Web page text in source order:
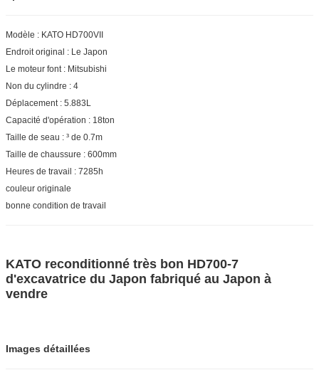
Modèle : KATO HD700VII
Endroit original : Le Japon
Le moteur font : Mitsubishi
Non du cylindre : 4
Déplacement : 5.883L
Capacité d'opération : 18ton
Taille de seau : ³ de 0.7m
Taille de chaussure : 600mm
Heures de travail : 7285h
couleur originale
bonne condition de travail
KATO reconditionné très bon HD700-7
d'excavatrice du Japon fabriqué au Japon à
vendre
Images détaillées